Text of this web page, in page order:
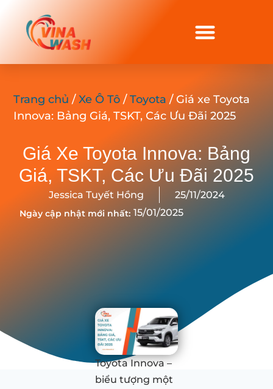
Trang chủ /Xe Ô Tô /Toyota / Giá xe Toyota
Innova: Bảng Giá, TSKT, Các Ưu Đãi 2025
Giá Xe Toyota Innova: Bảng
Giá, TSKT, Các Ưu Đãi 2025
Jessica Tuyết Hồng 25/11/2024
Ngày cập nhật mới nhất: 15/01/2025
Toyota Innova –
biểu tượng một